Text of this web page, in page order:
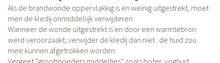
Als de brandwonde oppervlakkig is en weinig uitgestrekt, moet
men de kledij onmiddellijk verwijderen.
Wanneer de wonde uitgestrekt is en door een warmtebron
werd veroorzaakt, verwijder de kledij dan niet : de huid zou
mee kunnen afgetrokken worden.